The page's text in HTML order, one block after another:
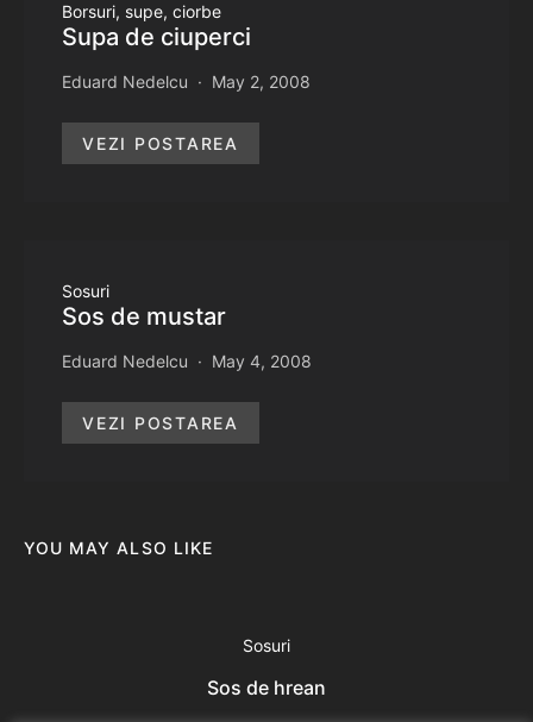
Borsuri, supe, ciorbe
Supa de ciuperci
Eduard Nedelcu May 2, 2008
VEZI POSTAREA
Sosuri
Sos de mustar
Eduard Nedelcu May 4, 2008
VEZI POSTAREA
YOU MAY ALSO LIKE
Sosuri
Sos de hrean